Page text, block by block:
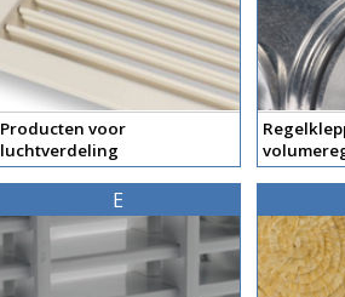
Producten voor
luchtverdeling
E